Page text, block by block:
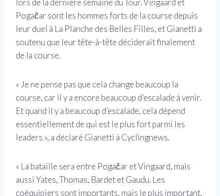
Pogačar sont les hommes forts de la course depuis
leur duel à La Planche des Belles Filles, et Gianetti a
soutenu que leur tête-à-tête déciderait finalement
de la course.
« Je ne pense pas que cela change beaucoup la
course, car il y a encore beaucoup d’escalade à venir.
Et quand il y a beaucoup d’escalade, cela dépend
essentiellement de qui est le plus fort parmi les
leaders », a déclaré Gianetti à Cyclingnews.
« La bataille sera entre Pogačar et Vingaard, mais
aussi Yates, Thomas, Bardet et Gaudu. Les
coéquipiers sont importants, mais le plus important,